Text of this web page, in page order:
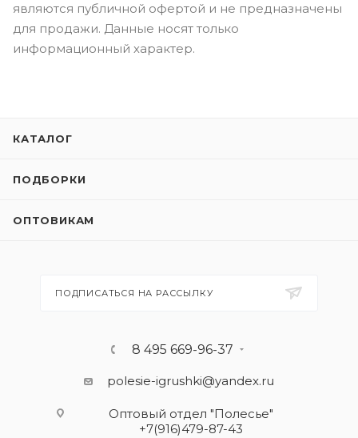
являются публичной офертой и не предназначены
для продажи. Данные носят только
информационный характер.
КАТАЛОГ
ПОДБОРКИ
ОПТОВИКАМ
ПОДПИСАТЬСЯ НА РАССЫЛКУ
8 495 669-96-37
polesie-igrushki@yandex.ru
Оптовый отдел "Полесье"
+7(916)479-87-43